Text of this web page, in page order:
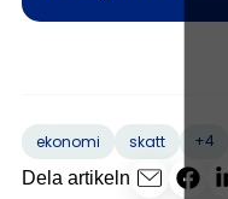
ekonomi skatt
+4
Dela artikeln